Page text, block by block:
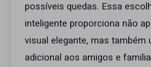
possíveis quedas. Essa
inteligente proporciona não
visual elegante, mas
adicional aos amigos e